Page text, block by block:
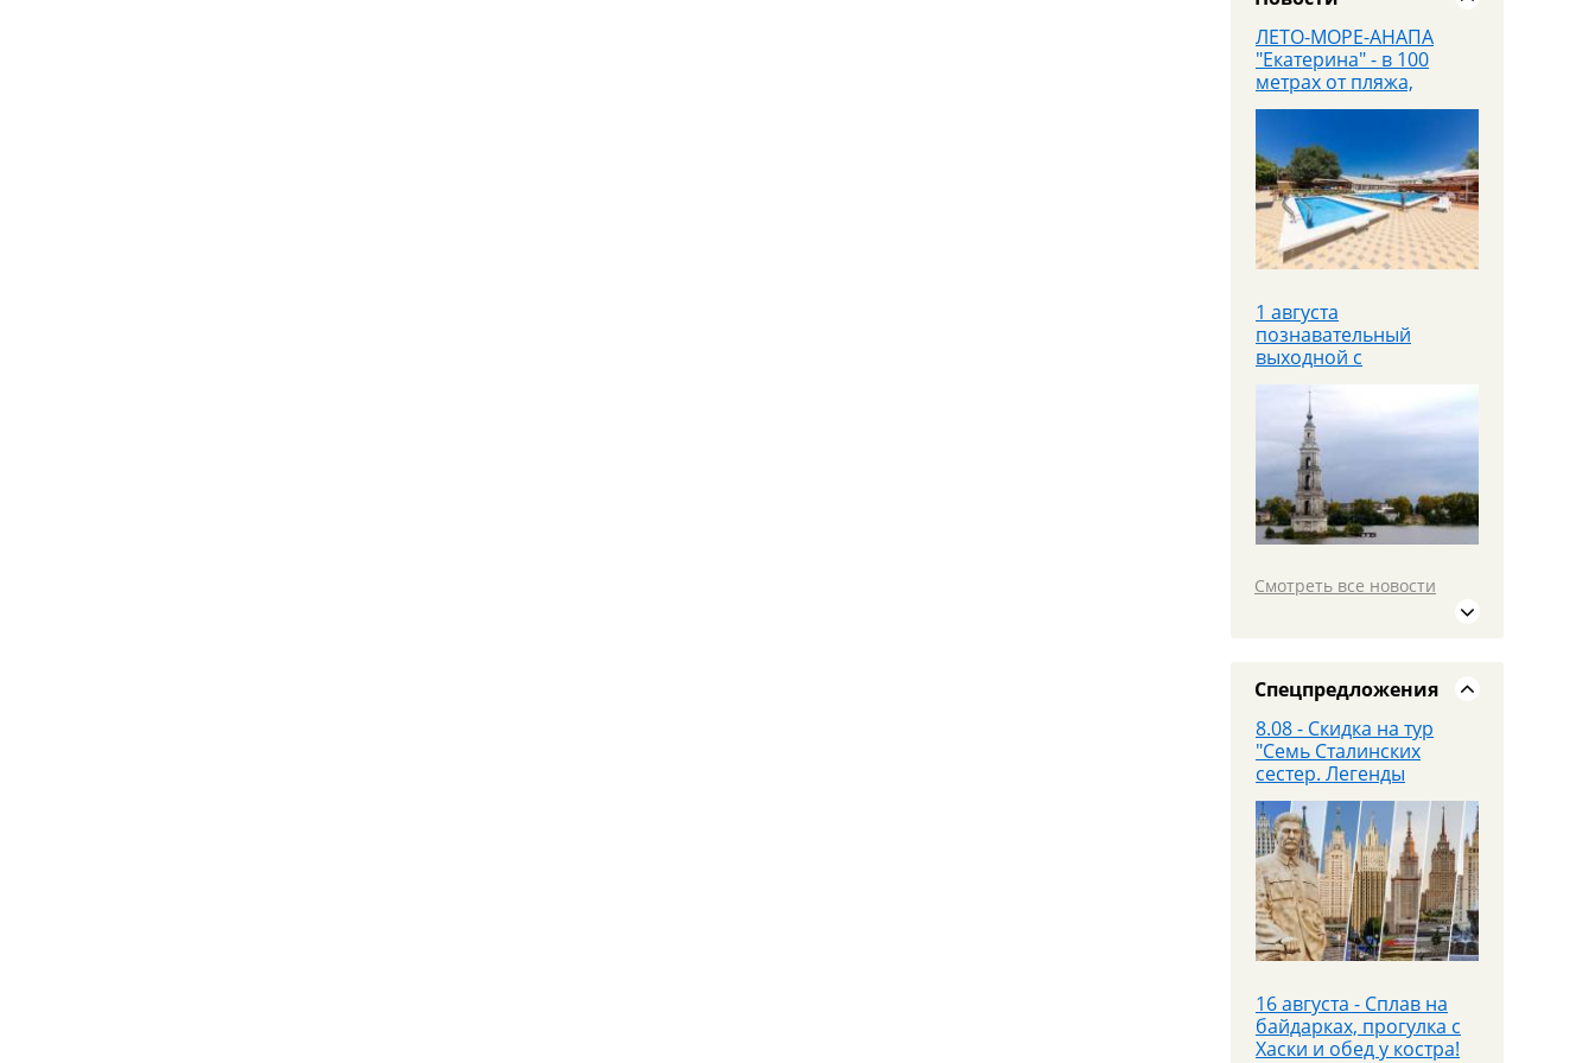
ЛЕТО-МОРЕ-АНАПА
"Екатерина" - в 100
метрах от пляжа,
завтраки входят в
стоимость
1 августа
познавательный
выходной с
19 июля едем в
25 июля - Приглашаем
на экскурсионный тур в
Парк «Патриот»!
Смотреть все новости
Спецпредложения
Яроблтур открывает
продажи
дополнительного
автобуса в
Санкт‑Петербург с
8.08 - Скидка на тур
"Семь Сталинских
сестер. Легенды
высоток Москвы"
16 августа - Сплав на
байдарках, прогулка с
Хаски и обед у костра!